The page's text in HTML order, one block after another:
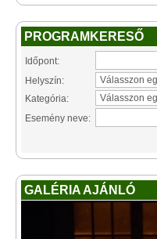
PROGRAMKERESŐ
Időpont:
Helyszín:
Kategória:
Esemény neve:
GALÉRIA AJÁNLÓ